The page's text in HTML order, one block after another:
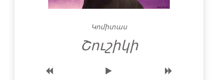
Կոմիտաս
Շուշիկի